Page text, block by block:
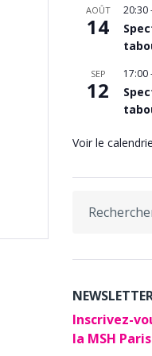
AOÛT
14
20:30
SEP
12
17:00
Voir le
for:
Inscrivez-
la MSH